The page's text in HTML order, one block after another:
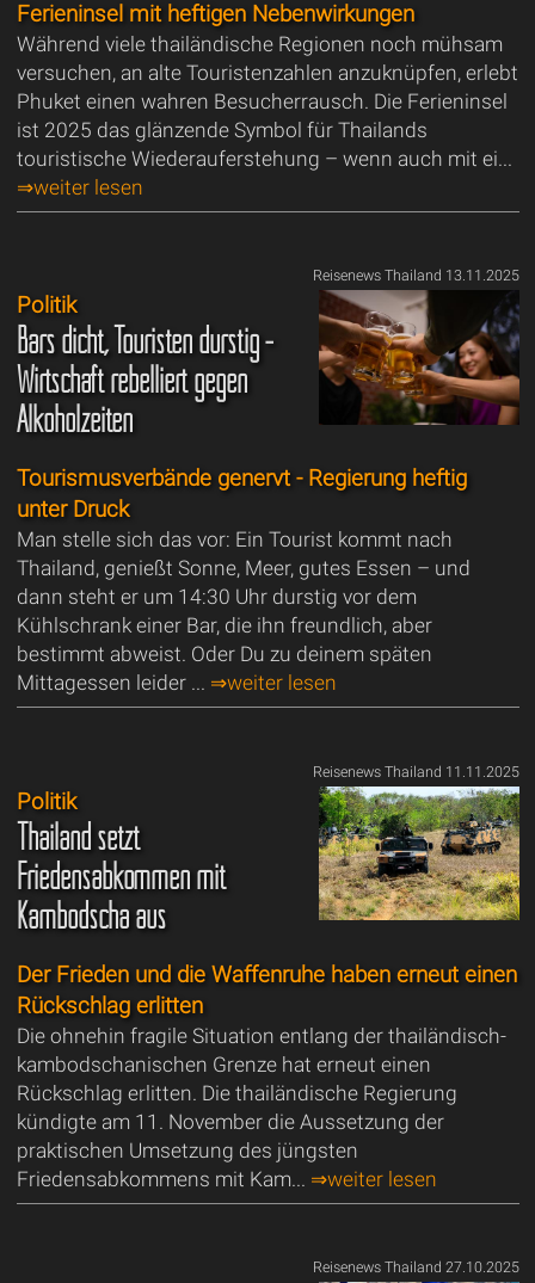
Ferieninsel mit heftigen Nebenwirkungen
Während viele thailändische Regionen noch mühsam
versuchen, an alte Touristenzahlen anzuknüpfen, erlebt
Phuket einen wahren Besucherrausch. Die Ferieninsel
ist 2025 das glänzende Symbol für Thailands
touristische Wiederauferstehung – wenn auch mit ei...
⇒weiter lesen
Reisenews Thailand 13.11.2025
Politik
Bars dicht, Touristen durstig -
Wirtschaft rebelliert gegen
Alkoholzeiten
Tourismusverbände genervt - Regierung heftig
unter Druck
Man stelle sich das vor: Ein Tourist kommt nach
Thailand, genießt Sonne, Meer, gutes Essen – und
dann steht er um 14:30 Uhr durstig vor dem
Kühlschrank einer Bar, die ihn freundlich, aber
bestimmt abweist. Oder Du zu deinem späten
Mittagessen leider ... ⇒weiter lesen
Reisenews Thailand 11.11.2025
Politik
Thailand setzt
Friedensabkommen mit
Kambodscha aus
Der Frieden und die Waffenruhe haben erneut einen
Rückschlag erlitten
Die ohnehin fragile Situation entlang der thailändisch-
kambodschanischen Grenze hat erneut einen
Rückschlag erlitten. Die thailändische Regierung
kündigte am 11. November die Aussetzung der
praktischen Umsetzung des jüngsten
Friedensabkommens mit Kam... ⇒weiter lesen
Reisenews Thailand 27.10.2025